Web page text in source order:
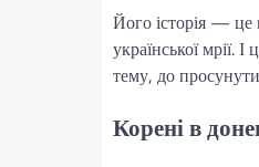
Його історія — це
української мрії.
тему, до
Корені в